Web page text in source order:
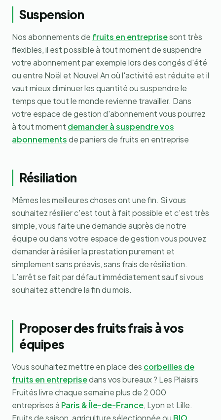
Suspension
Nos abonnements de fruits en entreprisesont très
flexibles, il est possible à tout moment de suspendre
votre abonnement par exemple lors des congés d'été
ou entre Noël et Nouvel An où l'activité est réduite et il
vaut mieux diminuer les quantité ou suspendre le
temps que tout le monde revienne travailler. Dans
votre espace de gestion d'abonnement vous pourrez
à tout moment demander à suspendre vos
abonnementsde paniers de fruits en entreprise
Résiliation
Mêmes les meilleures choses ont une fin. Si vous
souhaitez résilier c'est tout à fait possible et c'est très
simple, vous faite une demande auprès de notre
équipe ou dans votre espace de gestion vous pouvez
demander à résilier la prestation purement et
simplement sans préavis, sans frais de résiliation.
L’arrêt se fait par défaut immédiatement sauf si vous
souhaitez attendre la fin du mois.
Proposer des fruits frais à vos
équipes
Vous souhaitez mettre en place des corbeilles de
fruits en entreprisedans vos bureaux ? Les Plaisirs
Fruités livre chaque semaine plus de 2 000
entreprises à Paris & Île-de-France, Lyon et Lille.
Fruits de saison, agriculture sélectionnée ou BIO